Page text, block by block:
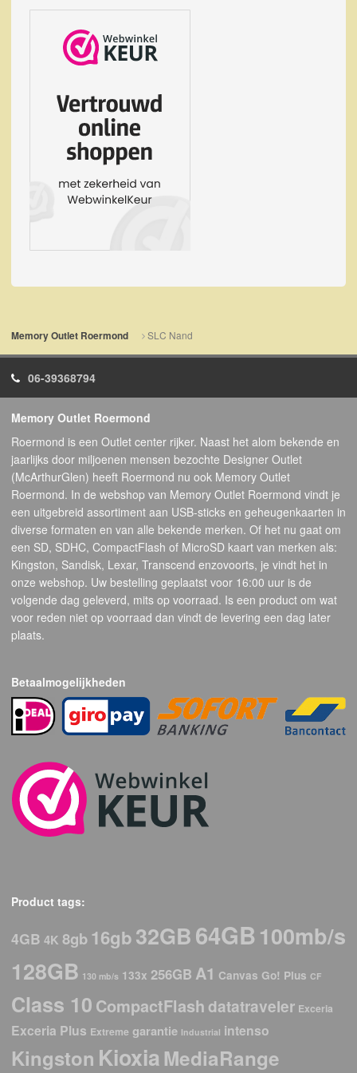
Memory Outlet Roermond SLC Nand
06-39368794
Memory Outlet Roermond
Roermond is een Outlet center rijker. Naast het alom bekende en
jaarlijks door miljoenen mensen bezochte Designer Outlet
(McArthurGlen) heeft Roermond nu ook Memory Outlet
Roermond. In de webshop van Memory Outlet Roermond vindt je
een uitgebreid assortiment aan USB-sticks en geheugenkaarten in
diverse formaten en van alle bekende merken. Of het nu gaat om
een SD, SDHC, CompactFlash of MicroSD kaart van merken als:
Kingston, Sandisk, Lexar, Transcend enzovoorts, je vindt het in
onze webshop. Uw bestelling geplaatst voor 16:00 uur is de
volgende dag geleverd, mits op voorraad. Is een product om wat
voor reden niet op voorraad dan vindt de levering een dag later
plaats.
Betaalmogelijkheden
Product tags:
4GB 4K 8gb16gb32GB64GB100mb/s
128GB 130 mb/s 133x 256GB A1 Canvas Go! Plus CF
Class 10 CompactFlash datatraveler Exceria
Exceria Plus Extreme garantie Industrial intenso
Kingston Kioxia MediaRange